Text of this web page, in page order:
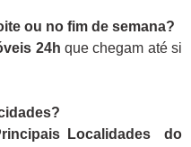
ou no fim de semana?
24h que chegam até si
Localidades do